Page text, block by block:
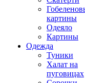
картины
Одеяло
Картины
Одежда
Туники
Халат на
пуговицах